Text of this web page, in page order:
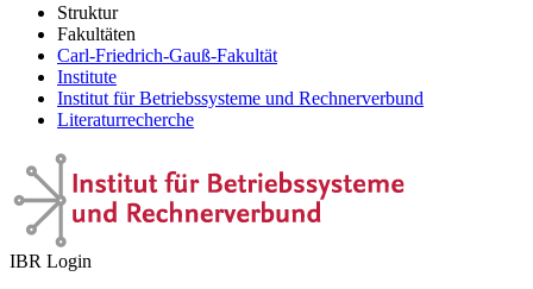
Struktur
Fakultäten
Carl-Friedrich-Gauß-Fakultät
Institute
Institut für Betriebssysteme und Rechnerverbund
Literaturrecherche
IBR Login